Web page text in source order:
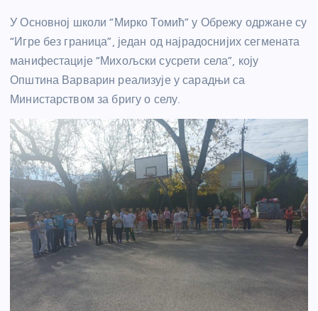
У Основној школи “Мирко Томић” у Обрежу одржане су
“Игре без граница”, један од најрадоснијих сегмената
манифестације “Михољски сусрети села”, коју
Општина Варварин реализује у сарадњи са
Министарством за бригу о селу.